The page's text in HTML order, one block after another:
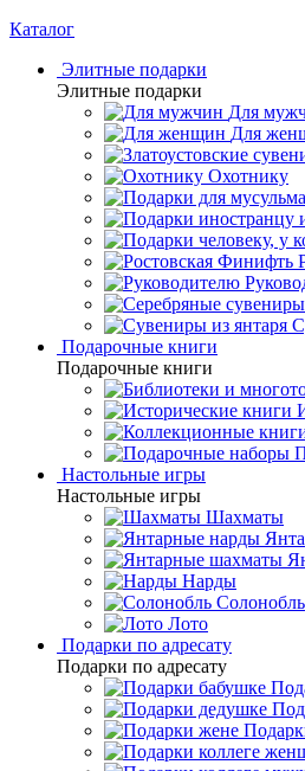
Каталог
Элитные подарки
Элитные подарки
Для
Для
Охотнику
Подарочные книги
Подарочные книги
Настольные игры
Настольные игры
Шахматы
Нарды
Солонобль
Лото
Подарки по адресату
Подарки по адресату